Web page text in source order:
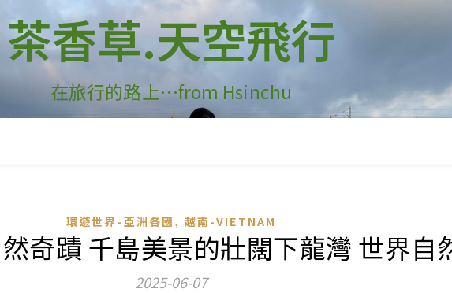
茶香草.天空飛行
在旅行的路上…from Hsinchu
環遊世界-亞洲各國 , 越南-VIETNAM
奇蹟 千島美景的壯闊下龍灣 世界自
2025-06-07